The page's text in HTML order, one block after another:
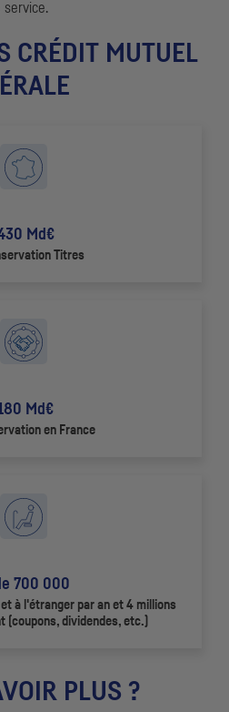
service.
CRÉDIT MUTUEL
Md€
Titres
Md€
en France
700 000
à l'étranger par an et 4 millions
(coupons, dividendes,etc.)
PLUS ?